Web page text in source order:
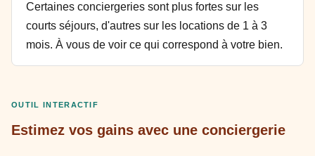
Certaines conciergeries sont plus fortes sur les
courts séjours, d'autres sur les locations de 1 à 3
mois. À vous de voir ce qui correspond à votre bien.
OUTIL INTERACTIF
Estimez vos gains avec une conciergerie